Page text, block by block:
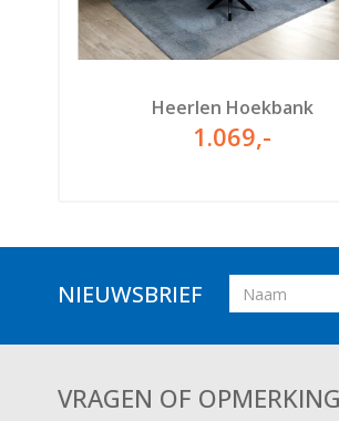
Heerlen Hoekbank
1.069,-
NIEUWSBRIEF Naam
VRAGEN OF